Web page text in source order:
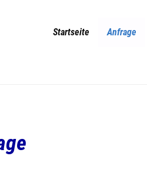
Startseite Anfrage